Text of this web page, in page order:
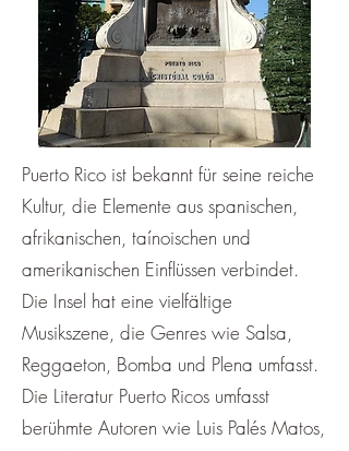
Puerto Rico ist bekannt für seine reiche
Kultur, die Elemente aus spanischen,
afrikanischen, taínoischen und
amerikanischen Einflüssen verbindet.
Die Insel hat eine vielfältige
Musikszene, die Genres wie Salsa,
Reggaeton, Bomba und Plena umfasst.
Die Literatur Puerto Ricos umfasst
berühmte Autoren wie Luis Palés Matos,